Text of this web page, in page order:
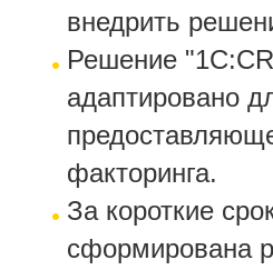
внедрить
Решение
адаптировано
факторинга.
За короткие
сформирована